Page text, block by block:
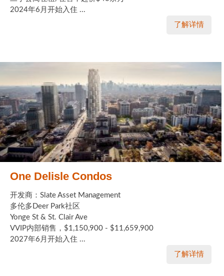
2024年6月开始入住 ...
了解详情
One Delisle Condos
开发商：Slate Asset Management
多伦多Deer Park社区
Yonge St & St. Clair Ave
VVIP内部销售，$1,150,900 - $11,659,900
2027年6月开始入住 ...
了解详情